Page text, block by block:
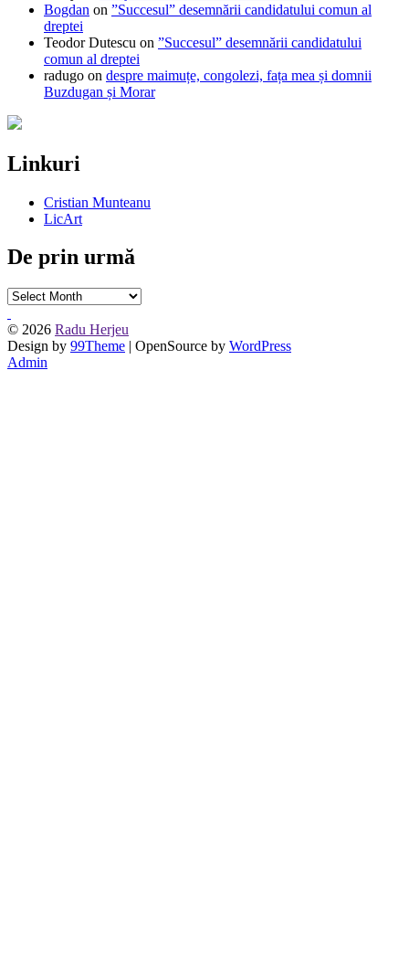
Bogdan on ”Succesul” desemnării candidatului comun al
dreptei
Teodor Dutescu on ”Succesul” desemnării candidatului
comun al dreptei
radugo on despre maimuțe, congolezi, fața mea și domnii
Buzdugan și Morar
Linkuri
Cristian Munteanu
LicArt
De prin urmă
De
urmă
© 2026 Radu Herjeu
Design by 99Theme | OpenSource by WordPress
Admin